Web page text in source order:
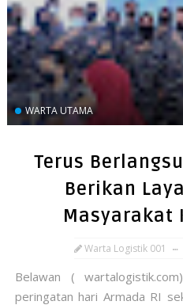
WARTA UTAMA
Terus
Berikan
Masyarakat
Warta Logistik 001
Belawan (
peringatan hari Armada RI